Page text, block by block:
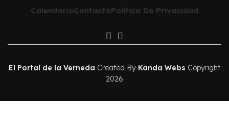
CalendarioContactoPolítica De Privacidad
El Portal de la Verneda Created By Kanda Webs Copyright
2026